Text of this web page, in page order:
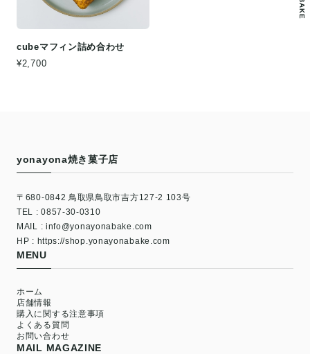
cubeマフィン詰め合わせ
¥2,700
yonayona焼き菓子店
〒680-0842 鳥取県鳥取市吉方127-2 103号
TEL : 0857-30-0310
MAIL : info@yonayonabake.com
HP : https://shop.yonayonabake.com
MENU
ホーム
店舗情報
購入に関する注意事項
よくある質問
お問い合わせ
MAIL MAGAZINE